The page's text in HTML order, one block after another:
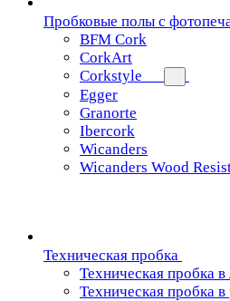
Пробковые полы с
BFM Cork
CorkArt
Corkstyle
Egger
Granorte
Ibercork
Wicanders
Wicanders Wood
Техническая пробка
Техническая пробка в
Техническая пробка в